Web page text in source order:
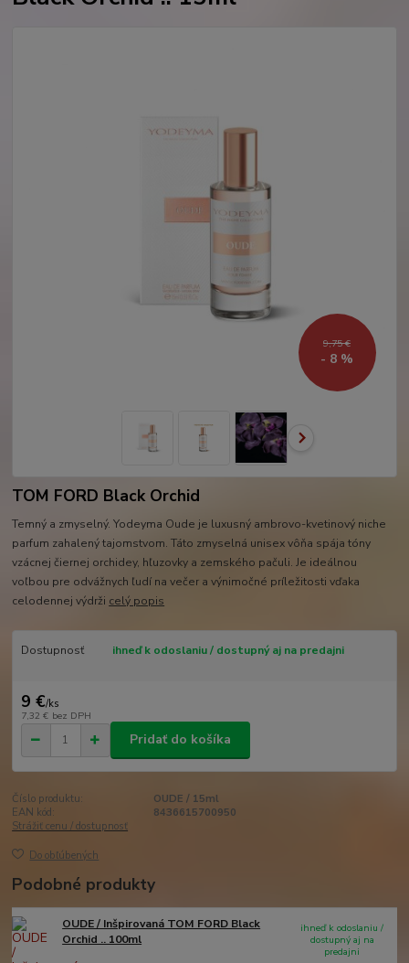
9,75 €
- 8 %
TOM FORD Black Orchid
Temný a zmyselný. Yodeyma Oude je luxusný ambrovo-kvetinový niche
parfum zahalený tajomstvom. Táto zmyselná unisex vôňa spája tóny
vzácnej čiernej orchidey, hľuzovky a zemského pačuli. Je ideálnou
voľbou pre odvážnych ľudí na večer a výnimočné príležitosti vďaka
celodennej výdrži celý popis
Dostupnosť ihneď k odoslaniu / dostupný aj na predajni
9 €/ks
7,32 € bez DPH
Pridať do košíka
Číslo produktu:
OUDE / 15ml
EAN kód:
8436615700950
Strážiť cenu / dostupnosť
Do obľúbených
Podobné produkty
OUDE / Inšpirovaná TOM FORD Black
Orchid .. 100ml
ihneď k odoslaniu /
dostupný aj na
predajni